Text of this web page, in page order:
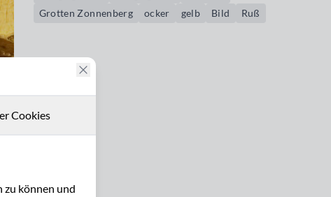
Grotten Zonnenberg
ocker gelb Bild Ruß
Cookies
zu können und